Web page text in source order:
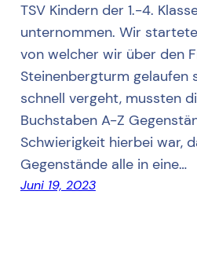
TSV Kindern der 1.-4.
unternommen. Wir
von welcher wir über den
Steinenbergturm gelaufen
schnell vergeht, mussten
Buchstaben A-Z
Schwierigkeit hierbei war,
Gegenstände alle in eine…
Juni 19, 2023